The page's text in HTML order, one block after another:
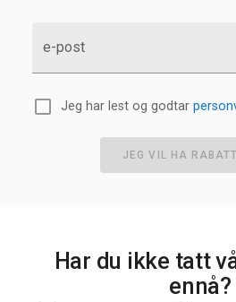
e-post
Jeg har lest og godtar
JEG VIL HA
Har du ikke tatt
ennå?